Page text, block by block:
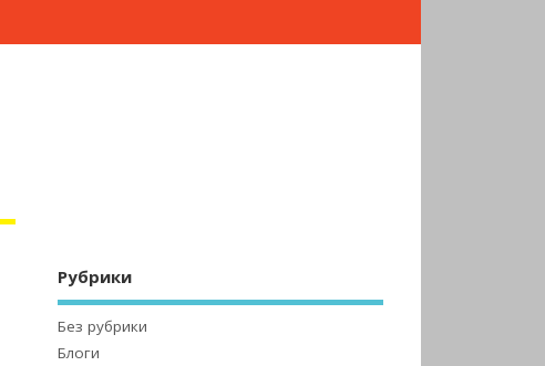
Рубрики
Без рубрики
Блоги